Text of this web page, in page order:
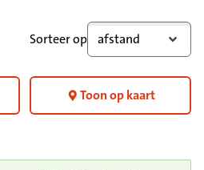
Sorteer op afstand
Toon op kaart